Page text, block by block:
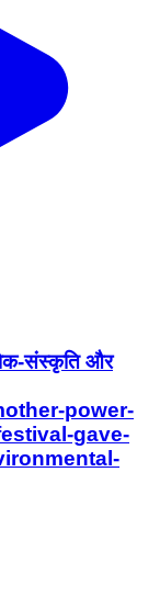
संस्कृति और
power-
gave-